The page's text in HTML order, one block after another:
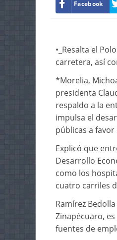
Facebook
•_Resalta el
carretera, así
*Morelia,
presidenta
respaldo a la
impulsa el
públicas a favor
Explicó que
Desarrollo
como los
cuatro carriles
Ramírez
Zinapécuaro,
fuentes de